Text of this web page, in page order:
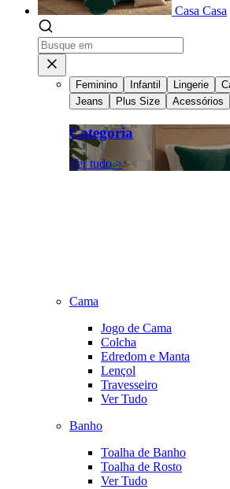
Casa Casa
Feminino Infantil Lingerie
Jeans
Plus Size Acessórios
Categoria
Ver tudo >
Cama
Jogo de Cama
Colcha
Edredom e Manta
Lençol
Travesseiro
Ver Tudo
Banho
Toalha de Banho
Toalha de Rosto
Ver Tudo